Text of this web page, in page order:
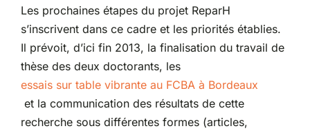
Les prochaines étapes du projet ReparH
s’inscrivent dans ce cadre et les priorités établies.
Il prévoit, d’ici fin 2013, la finalisation du travail de
thèse des deux doctorants, les
essais sur table vibrante au FCBA à Bordeaux
et la communication des résultats de cette
recherche sous différentes formes (articles,